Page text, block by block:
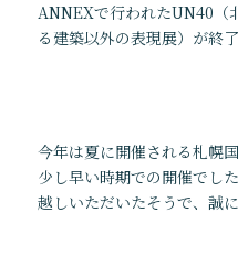
事務所概要
News
医療施設を考える
ANNEXで行われたUN40（
る建築以外の表現展）が終了
今年は夏に開催される札幌
少し早い時期での開催でし
越しいただいたそうで、誠